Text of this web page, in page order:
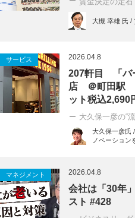
大槻 幸雄 氏 /
サービス 2026.04.8
207軒目 「バ
店 ＠町田駅
ット税込2,690
大久保一彦の“
大久保一彦氏
ノベーション
マネジメント 2026.04.8
会社は「30年
スト #428